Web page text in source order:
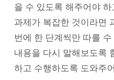
을 수 있도록 해주어야
과제가 복잡한 것이라면
번에 한 단계씩만 따를
내용을 다시 말해보도록
하고 수행하도록 도와주